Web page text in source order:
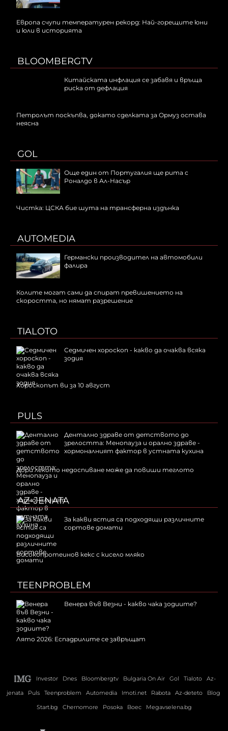
Европа счупи температурен рекорд: Най-горещите юни
и юли в историята
BLOOMBERGTV
Китайската инфлация се забавя и връща
риска от дефлация
Петролът поскъпва, докато сделката за Ормуз остава
неясна
GOL
Още един от Португалия ще рита с
Роналдо в Ал-Насър
Чистка: ЦСКА бие шута на трансферна издънка
AUTOMEDIA
Германски производител на автомобили
фалира
Колите могат сами да спират превишението на
скоростта, но нямат разрешение
TIALOTO
Седмичен хороскоп - какво да очаква всяка
зодия
Хороскопът ви за 10 август
PULS
Дентално здраве от детството до
зрелостта: Менопауза и орално здраве -
хормоналният фактор в устната кухина
Дори лекото недоспиване може да повиши теглото
AZ-JENATA
За какви ястия са подходящи различните
сортове домати
Високопротеинов кекс с кисело мляко
TEENPROBLEM
Венера във Везни - какво чака зодиите?
Лято 2026: Еспадрилите се завръщат
Investor Dnes Bloombergtv Bulgaria On Air Gol Tialoto
Az-
jenata
Puls Teenproblem Automedia Imoti.net Rabota Az-deteto
Blog
Start.bg
Chernomore Posoka Boec Megavselena.bg